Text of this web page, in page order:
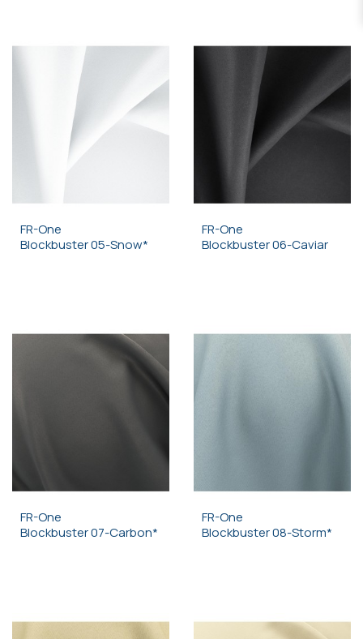
FR-One
Blockbuster 05-Snow*
FR-One
Blockbuster 06-Caviar
FR-One
Blockbuster 07-Carbon*
FR-One
Blockbuster 08-Storm*